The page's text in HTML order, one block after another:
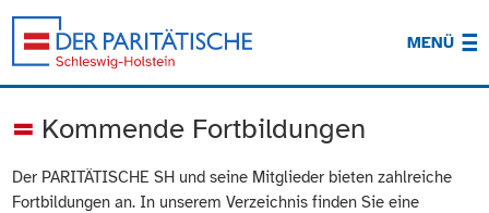
MENÜ
Kommende Fortbildungen
Der PARITÄTISCHE SH und seine Mitglieder bieten zahlreiche
Fortbildungen an. In unserem Verzeichnis finden Sie eine